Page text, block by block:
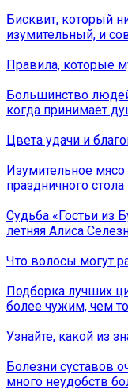
Бисквит, который
изумительный, и
Правила, которые
Большинство
когда принимает
Цвета удачи и
Изумительное
праздничного стола
Судьба «Гостьи из
летняя Алиса
Что волосы могут
Подборка лучших
более чужим, чем
Узнайте, какой из
Болезни суставов
много неудобств